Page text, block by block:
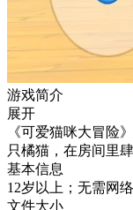
游戏简介
展开
《可爱猫咪大冒险
只橘猫，在房间里
基本信息
12岁以上；无需网
文件大小